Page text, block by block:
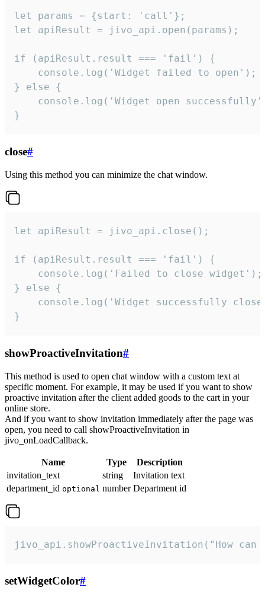
let params = {start: 'call'};
let apiResult = jivo_api.open(params);
if (apiResult.result === 'fail') {
    console.log('Widget failed to open');
} else {
console.log('Widget open
}
close#
Using this method you can minimize the chat window.
let apiResult = jivo_api.close();
if (apiResult.result === 'fail') {
    console.log('Failed to close widget');
} else {
console.log('Widget successfully
}
showProactiveInvitation#
This method is used to open chat window with a custom text at
specific moment. For example, it may be used if you want to show
proactive invitation after the client added goods to the cart in your
online store.
And if you want to show invitation immediately after the page was
open, you need to call showProactiveInvitation in
jivo_onLoadCallback.
Name Type
Description
invitation_text
string
Invitation text
department_id optional number Department id
jivo_api.showProactiveInvitation("How
setWidgetColor#